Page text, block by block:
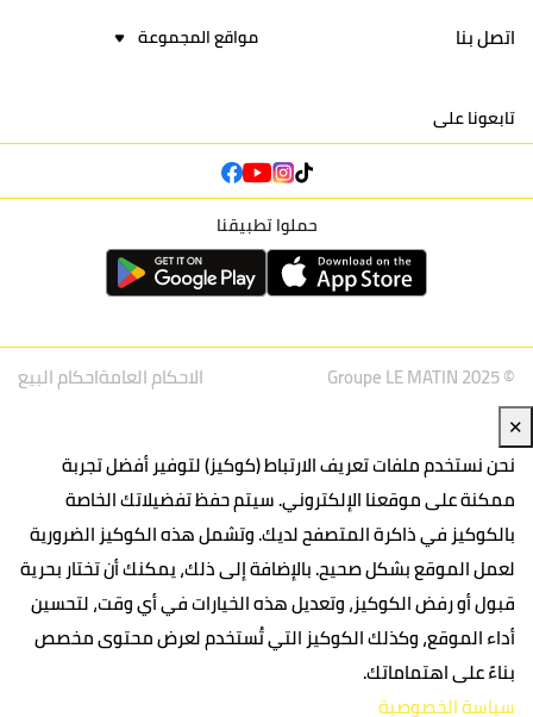
اتصل بنا
مواقع المجموعة
تابعونا على
حملوا تطبيقنا
© Groupe LE MATIN 2025 الاحكام العامةاحكام البيع
✕
نحن نستخدم ملفات تعريف الارتباط (كوكيز) لتوفير أفضل تجربة
ممكنة على موقعنا الإلكتروني. سيتم حفظ تفضيلاتك الخاصة
بالكوكيز في ذاكرة المتصفح لديك. وتشمل هذه الكوكيز الضرورية
لعمل الموقع بشكل صحيح. بالإضافة إلى ذلك، يمكنك أن تختار بحرية
قبول أو رفض الكوكيز، وتعديل هذه الخيارات في أي وقت، لتحسين
أداء الموقع، وكذلك الكوكيز التي تُستخدم لعرض محتوى مخصص
بناءً على اهتماماتك.
سياسة الخصوصية